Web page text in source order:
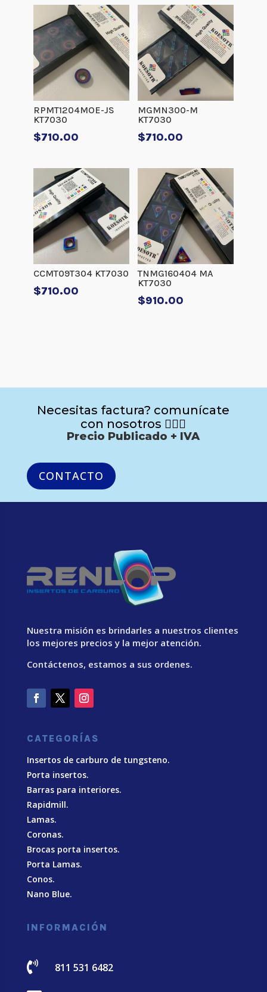
RPMT1204MOE-JS
KT7030
$710.00
MGMN300-M
KT7030
$710.00
CCMT09T304 KT7030
$710.00
TNMG160404 MA
KT7030
$910.00
Necesitas factura? comunícate
con nosotros 🙋🏻‍♂️
Precio Publicado + IVA
CONTACTO
Nuestra misión es brindarles a nuestros clientes
los mejores precios y la mejor atención.
Contáctenos, estamos a sus ordenes.
CATEGORÍAS
Insertos de carburo de tungsteno.
Porta insertos.
Barras para interiores.
Rapidmill.
Lamas.
Coronas.
Brocas porta insertos.
Porta Lamas.
Conos.
Nano Blue.
INFORMACIÓN
 811 531 6482